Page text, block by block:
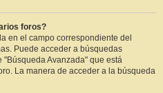
foros?
en el campo correspondiente del
Puede acceder a búsquedas
Avanzada" que está
La manera de acceder a la búsqueda